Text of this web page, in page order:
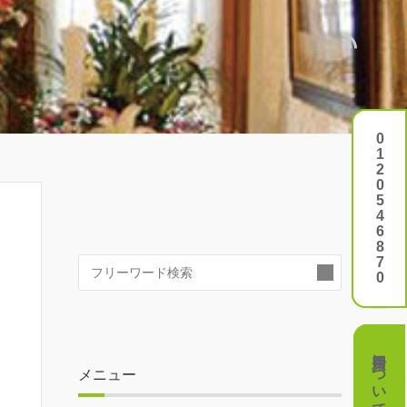
0120546870
費用について
メニュー
0120546870
費用について